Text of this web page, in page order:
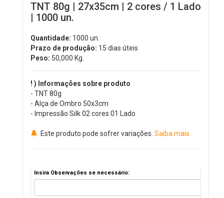
TNT 80g | 27x35cm | 2 cores / 1 Lado
| 1000 un.
Quantidade: 1000 un.
Prazo de produção: 15 dias úteis
Peso: 50,000 Kg.
! ) Informações sobre produto
- TNT 80g
- Alça de Ombro 50x3cm
- Impressão Silk 02 cores 01 Lado
Este produto pode sofrer variações. Saiba mais
Insira Observações se necessário: